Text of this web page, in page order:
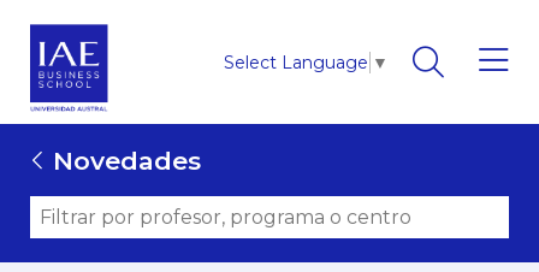
Select Language ▼
Novedades